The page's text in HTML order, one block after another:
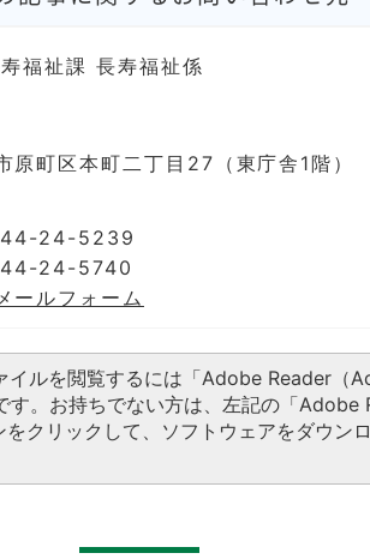
福祉課 長寿福祉係
原町区本町二丁目27（東庁舎1階）
24-5239
24-5740
ールフォーム
イルを閲覧するには「Adobe Reader（
す。お持ちでない方は、左記の「
クリックして、ソフトウェアをダウン